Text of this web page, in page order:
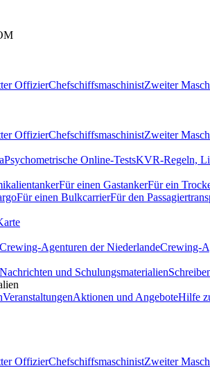
OffizierChefschiffsmaschinistZweiter
OffizierChefschiffsmaschinistZweiter
Psychometrische Online-TestsKVR-Regeln,
Für einen GastankerFür ein
Für einen BulkcarrierFür den
Crewing-Agenturen der NiederlandeCrewing-
Nachrichten und Schulungsmaterialien
VeranstaltungenAktionen und AngeboteHilfe
OffizierChefschiffsmaschinistZweiter